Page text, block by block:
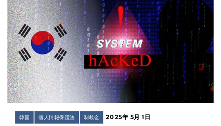
韓国 個人情報保護法 制裁金 2025年 5月 1日